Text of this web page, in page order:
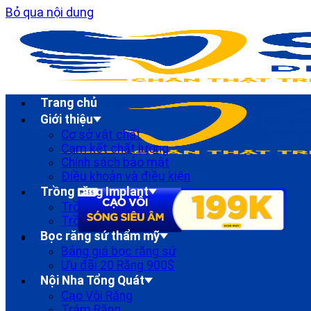
Bỏ qua nội dung
Trang chủ
Giới thiệu
Cơ sở vật chất
Cam kết chất lượng
Chính sách bảo mật
Điều khoản và điều kiện
Trồng răng Implant
Trồng Răng implant Đơn lẻ
Trồng Răng Implant Toàn Hàm
Bọc răng sứ thẩm mỹ
Bảng giá bọc răng sứ
Ưu đãi 20 Răng 900$
Nội Nha Tổng Quát
Cạo Vôi Răng